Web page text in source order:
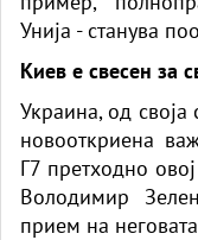
Унија - станува
Киев е свесен за
Украина, од своја
новооткриена
Г7 претходно
Володимир
прием на